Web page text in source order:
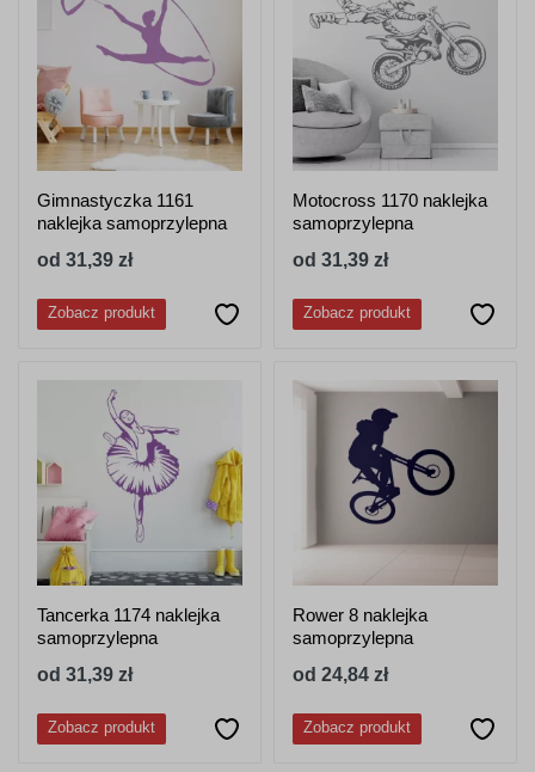
Gimnastyczka 1161
naklejka samoprzylepna
od 31,39 zł
Zobacz produkt
Motocross 1170 naklejka
samoprzylepna
od 31,39 zł
Zobacz produkt
Tancerka 1174 naklejka
samoprzylepna
od 31,39 zł
Zobacz produkt
Rower 8 naklejka
samoprzylepna
od 24,84 zł
Zobacz produkt